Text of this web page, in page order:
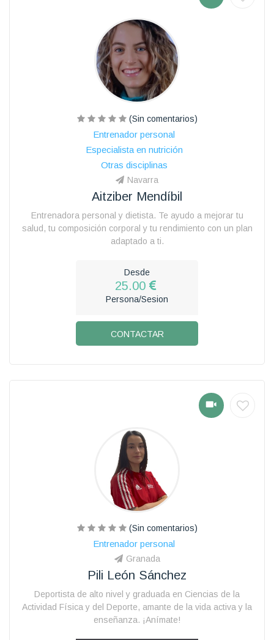
(Sin comentarios)
Entrenador personal
Especialista en nutrición
Otras disciplinas
Navarra
Aitziber Mendíbil
Entrenadora personal y dietista. Te ayudo a mejorar tu
salud, tu composición corporal y tu rendimiento con un plan
adaptado a ti.
Desde
25.00
Persona/Sesion
CONTACTAR
(Sin comentarios)
Entrenador personal
Granada
Pili León Sánchez
Deportista de alto nivel y graduada en Ciencias de la
Actividad Física y del Deporte, amante de la vida activa y la
enseñanza. ¡Anímate!